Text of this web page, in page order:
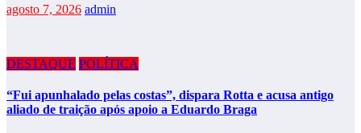
agosto 7, 2026 admin
DESTAQUE POLÍTICA
“Fui apunhalado pelas costas”, dispara Rotta e acusa antigo
aliado de traição após apoio a Eduardo Braga